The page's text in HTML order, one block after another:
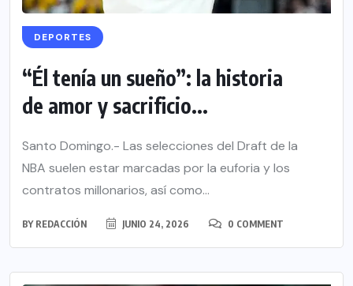
DEPORTES
“Él tenía un sueño”: la historia
de amor y sacrificio...
Santo Domingo.- Las selecciones del Draft de la
NBA suelen estar marcadas por la euforia y los
contratos millonarios, así como...
BY REDACCIÓN JUNIO 24, 2026 0 COMMENT